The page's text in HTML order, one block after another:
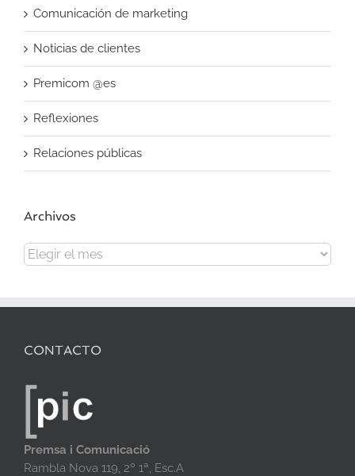
Comunicación de marketing
Noticias de clientes
Premicom @es
Reflexiones
Relaciones públicas
Archivos
Archivos
CONTACTO
Premsa i Comunicació
Rambla Nova 119, 2º 1ª, Esc.A